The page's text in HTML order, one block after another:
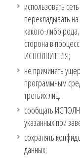
использовать
перекладывать
какого-либо
сторона в
ИСПОЛНИТЕЛЯ;
не причинять
программным
третьих лиц.
сообщать
указанных при
сохранять
данных;